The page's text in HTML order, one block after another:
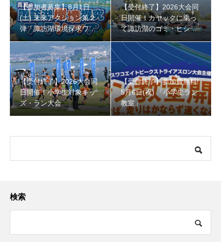
【参加者募集】8月1日
(土) 未来アクション第２
弾「諏訪湖環境探求ワー
クショップ」小学４年生
から！
【受付終了】2026大会同
日開催！カヤックに乗っ
て諏訪湖のゴミ・ヒシを
回収しよう！
【受付終了】2026大会同
日開催！小学生対象キッ
ズ・ラン大会
【受付終了】参加費無料!
5月6日(祝) 「小学生ラン
教室」
検索